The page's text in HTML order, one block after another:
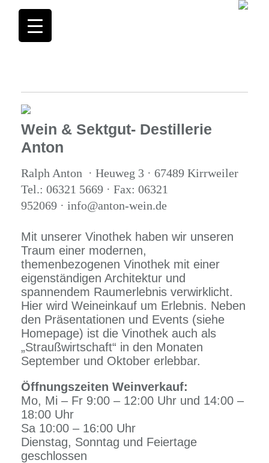
Wein & Sektgut- Destillerie
Anton
Ralph Anton · Heuweg 3 · 67489 Kirrweiler
Tel.: 06321 5669 · Fax: 06321
952069 · info@anton-wein.de
Mit unserer Vinothek haben wir unseren
Traum einer modernen,
themenbezogenen Vinothek mit einer
eigenständigen Architektur und
spannendem Raumerlebnis verwirklicht.
Hier wird Weineinkauf um Erlebnis. Neben
den Präsentationen und Events (siehe
Homepage) ist die Vinothek auch als
„Straußwirtschaft“ in den Monaten
September und Oktober erlebbar.
Öffnungszeiten Weinverkauf:
Mo, Mi – Fr 9:00 – 12:00 Uhr und 14:00 –
18:00 Uhr
Sa 10:00 – 16:00 Uhr
Dienstag, Sonntag und Feiertage
geschlossen